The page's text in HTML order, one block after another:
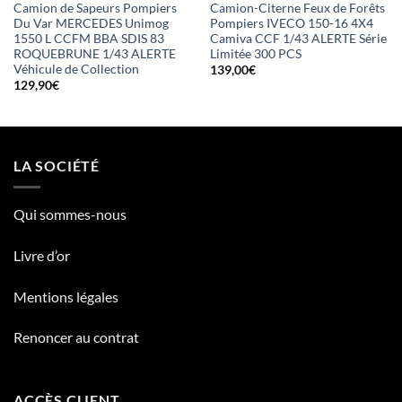
Camion de Sapeurs Pompiers
Du Var MERCEDES Unimog
1550 L CCFM BBA SDIS 83
ROQUEBRUNE 1/43 ALERTE
Véhicule de Collection
129,90€
Camion-Citerne Feux de Forêts
Pompiers IVECO 150-16 4X4
Camiva CCF 1/43 ALERTE Série
Limitée 300 PCS
139,00€
LA SOCIÉTÉ
Qui sommes-nous
Livre d’or
Mentions légales
Renoncer au contrat